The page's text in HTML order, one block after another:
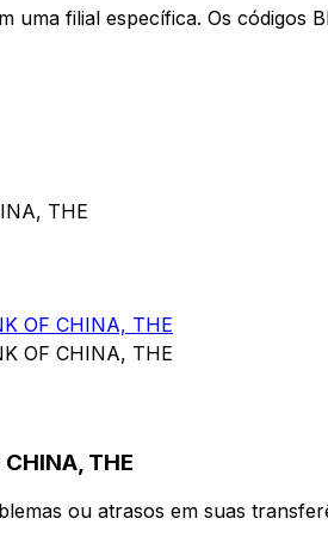
uma filial específica. Os
THE
OF CHINA, THE
OF CHINA, THE
THE
ou atrasos em suas